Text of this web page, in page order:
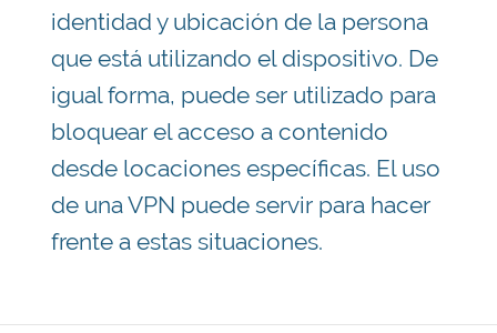
identidad y ubicación de la persona
que está utilizando el dispositivo. De
igual forma, puede ser utilizado para
bloquear el acceso a contenido
desde locaciones específicas. El uso
de una VPN puede servir para hacer
frente a estas situaciones.